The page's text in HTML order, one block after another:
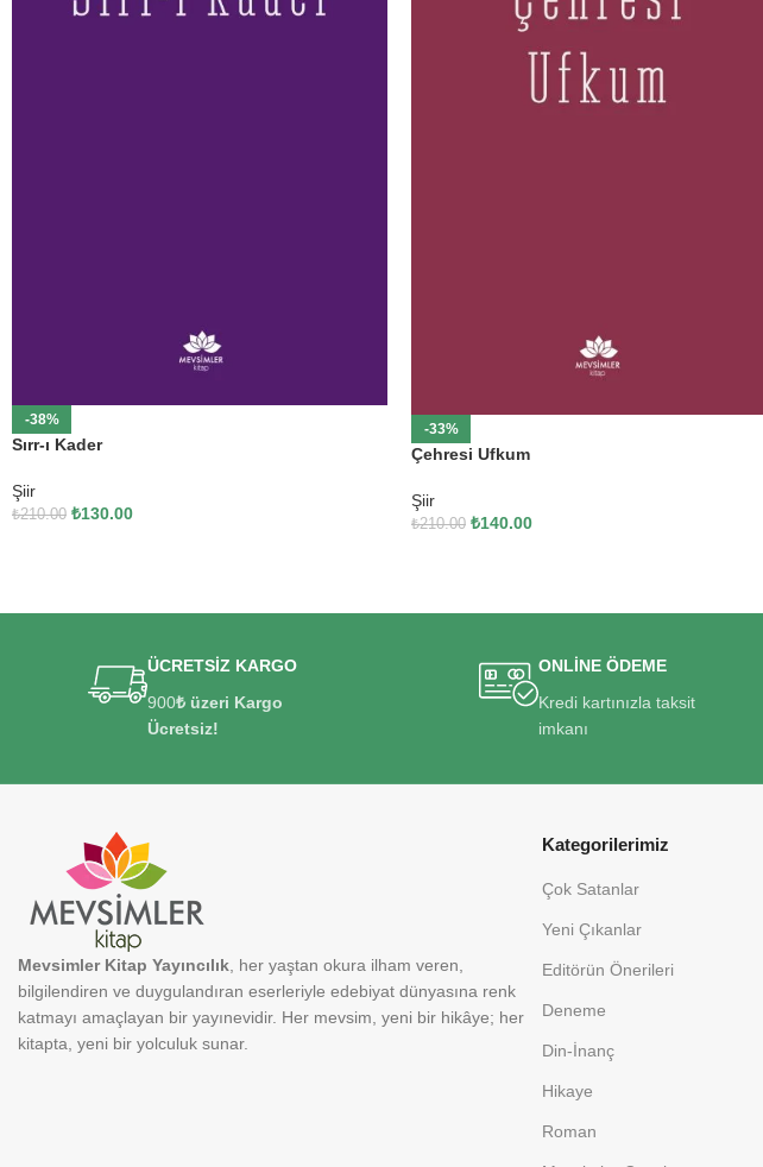
-38%
Sırr-ı Kader
Şiir
₺210.00 ₺130.00
-33%
Çehresi Ufkum
Şiir
₺210.00 ₺140.00
ÜCRETSİZ KARGO
900₺ üzeri Kargo
Ücretsiz!
ONLİNE ÖDEME
Kredi kartınızla taksit
imkanı
Kategorilerimiz
Çok Satanlar
Yeni Çıkanlar
Editörün Önerileri
Deneme
Din-İnanç
Hikaye
Roman
Mevsimler Kitap Yayıncılık, her yaştan okura ilham veren,
bilgilendiren ve duygulandıran eserleriyle edebiyat dünyasına renk
katmayı amaçlayan bir yayınevidir. Her mevsim, yeni bir hikâye; her
kitapta, yeni bir yolculuk sunar.